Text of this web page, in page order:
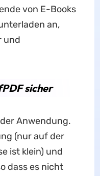
von E-Books
an,
und
sicher
Anwendung.
(nur auf der
ist klein) und
dass es nicht